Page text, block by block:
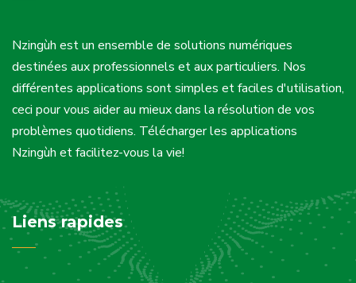
Nzingùh est un ensemble de solutions numériques
destinées aux professionnels et aux particuliers. Nos
différentes applications sont simples et faciles d'utilisation,
ceci pour vous aider au mieux dans la résolution de vos
problèmes quotidiens. Télécharger les applications
Nzingùh et facilitez-vous la vie!
Liens rapides